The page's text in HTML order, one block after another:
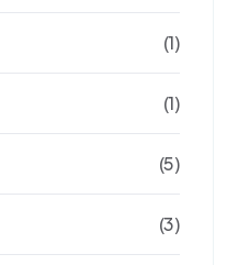
(1)
(1)
(5)
(3)